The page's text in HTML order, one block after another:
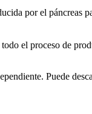
por el páncreas
el proceso de
Puede